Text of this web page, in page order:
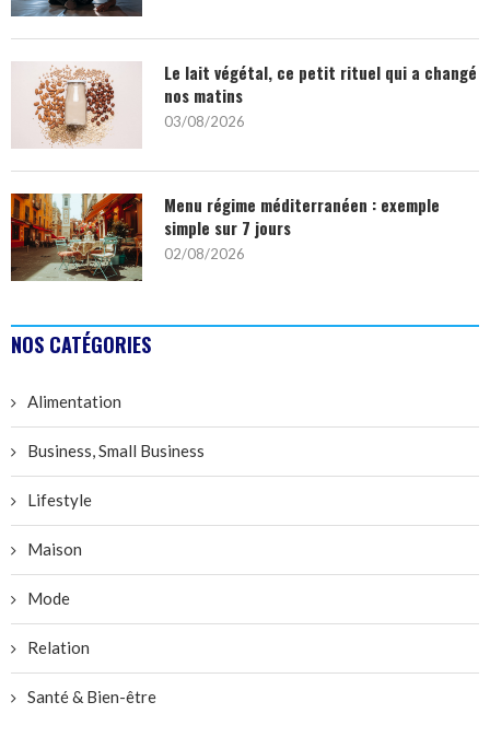
Le lait végétal, ce petit rituel qui a changé
nos matins
03/08/2026
Menu régime méditerranéen : exemple
simple sur 7 jours
02/08/2026
NOS CATÉGORIES
Alimentation
Business, Small Business
Lifestyle
Maison
Mode
Relation
Santé & Bien-être